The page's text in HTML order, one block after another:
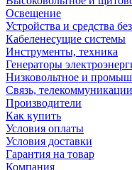
Освещение
Устройства и средства
Кабеленесущие системы
Инструменты, техника
Генераторы
Низковольтное и
Связь, телекоммуникации
Производители
Как купить
Условия оплаты
Условия доставки
Гарантия на товар
Компания